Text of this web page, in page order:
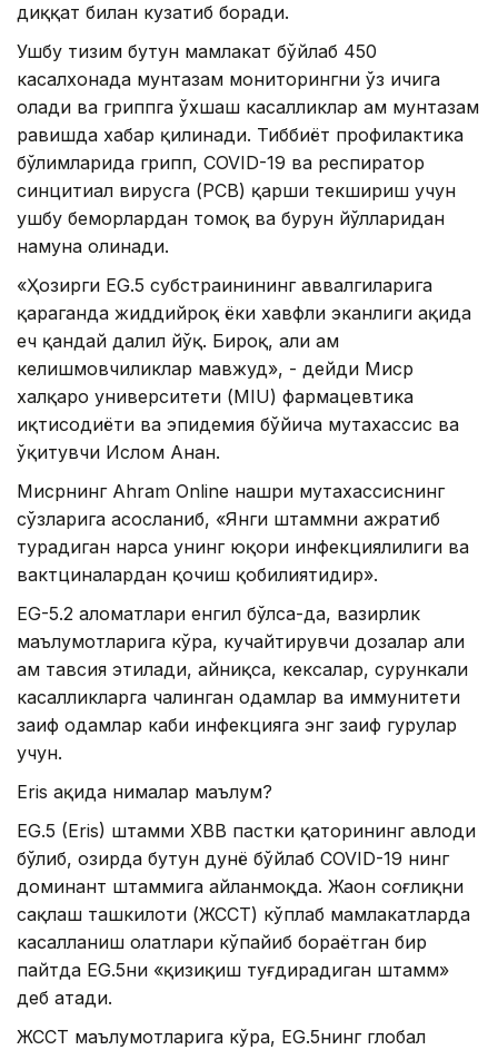
диққат билан кузатиб боради.
Ушбу тизим бутун мамлакат бўйлаб 450
касалхонада мунтазам мониторингни ўз ичига
олади ва гриппга ўхшаш касалликлар ҳам мунтазам
равишда хабар қилинади. Тиббиёт профилактика
бўлимларида грипп, COVID-19 ва респиратор
синцитиал вирусга (РСВ) қарши текшириш учун
ушбу беморлардан томоқ ва бурун йўлларидан
намуна олинади.
«Ҳозирги EG.5 субстраинининг аввалгиларига
қараганда жиддийроқ ёки хавфли эканлиги ҳақида
ҳеч қандай далил йўқ. Бироқ, ҳали ҳам
келишмовчиликлар мавжуд», - дейди Миср
халқаро университети (MIU) фармацевтика
иқтисодиёти ва эпидемия бўйича мутахассис ва
ўқитувчи Ислом Анан.
Мисрнинг Ahram Online нашри мутахассиснинг
сўзларига асосланиб, «Янги штаммни ажратиб
турадиган нарса унинг юқори инфекциялилиги ва
вактциналардан қочиш қобилиятидир».
EG-5.2 аломатлари енгил бўлса-да, вазирлик
маълумотларига кўра, кучайтирувчи дозалар ҳали
ҳам тавсия этилади, айниқса, кексалар, сурункали
касалликларга чалинган одамлар ва иммунитети
заиф одамлар каби инфекцияга энг заиф гуруҳлар
учун.
Eris ҳақида нималар маълум?
EG.5 (Eris) штамми XBB пастки қаторининг авлоди
бўлиб, ҳозирда бутун дунё бўйлаб COVID-19 нинг
доминант штаммига айланмоқда. Жаҳон соғлиқни
сақлаш ташкилоти (ЖССТ) кўплаб мамлакатларда
касалланиш ҳолатлари кўпайиб бораётган бир
пайтда EG.5ни «қизиқиш туғдирадиган штамм»
деб атади.
ЖССТ маълумотларига кўра, EG.5нинг глобал